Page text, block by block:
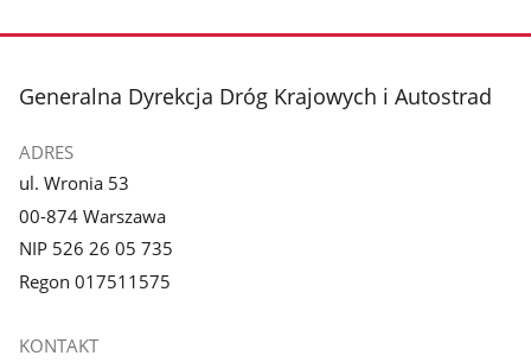
stopka
Generalna Dyrekcja Dróg Krajowych i Autostrad
ADRES
ul. Wronia 53
00-874 Warszawa
NIP 526 26 05 735
Regon 017511575
KONTAKT